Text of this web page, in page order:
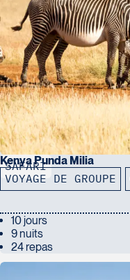
SAFARI
Kenya Punda Milia
VOYAGE DE GROUPE
10 jours
9 nuits
24 repas